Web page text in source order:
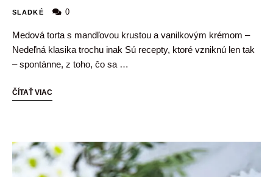
SLADKÉ 0
Medová torta s mandľovou krustou a vanilkovým krémom –
Nedeľná klasika trochu inak Sú recepty, ktoré vzniknú len tak
– spontánne, z toho, čo sa …
ČÍTAŤ VIAC